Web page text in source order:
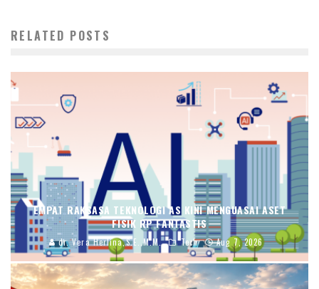
RELATED POSTS
EMPAT RAKSASA TEKNOLOGI AS KINI MENGUASAI ASET
FISIK RP FANTASTIS
dr. Vera Herlina,S.E.,M.M. Tech Aug 7, 2026